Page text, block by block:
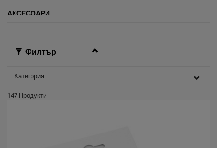
АКСЕСОАРИ
Филтър
Категория
147 Продукти